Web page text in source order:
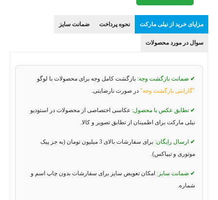
مزایای خرید از نیلی مارکت نحوه پرداخت ضمانت سایز
سوال در مورد محصولات
✔ ضمانت بازگشت وجه: بازگشت کامل وجه برای محصولات با لوگو
"گارانتی بازگشت وجه" در صورت نارضایتی.
✔ تطابق عکس با محصول: عکاسی اختصاصی از محصولات در استودیو
نیلی مارکت برای اطمینان از تطابق تصویر و کالا.
✔ ارسال رایگان:
برای سفارشات بالای 3 میلیون تومان (به جز پیک
موتوری و تیپاکس).
✔ ضمانت سایز: امکان تعویض سایز برای سفارشات بدون چاپ اسم و
شماره.